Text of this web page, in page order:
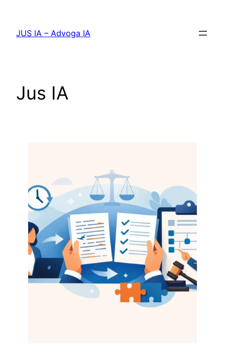
JUS IA – Advoga IA
Jus IA